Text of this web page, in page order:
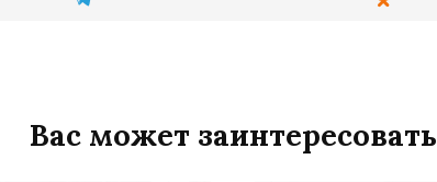
Вас может заинтересовать